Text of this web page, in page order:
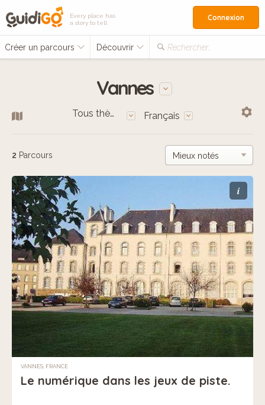
Every place has
a story to tell
Créer un parcours Découvrir Rechercher…
Connexion
Vannes
Tous thèmes Français
2 Parcours
i
VANNES, FRANCE
Le numérique dans les jeux de piste.